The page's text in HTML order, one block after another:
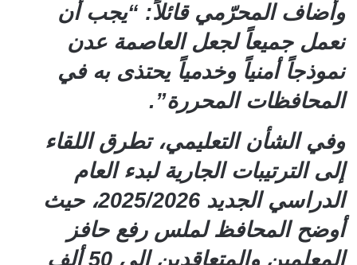
وأضاف المحرّمي قائلاً: “يجب أن
نعمل جميعاً لجعل العاصمة عدن
نموذجاً أمنياً وخدمياً يحتذى به في
المحافظات المحررة”.
وفي الشأن التعليمي، تطرق اللقاء
إلى الترتيبات الجارية لبدء العام
الدراسي الجديد 2025/2026، حيث
أوضح المحافظ لملس رفع حافز
المعلمين والمتعاقدين إلى 50 ألف